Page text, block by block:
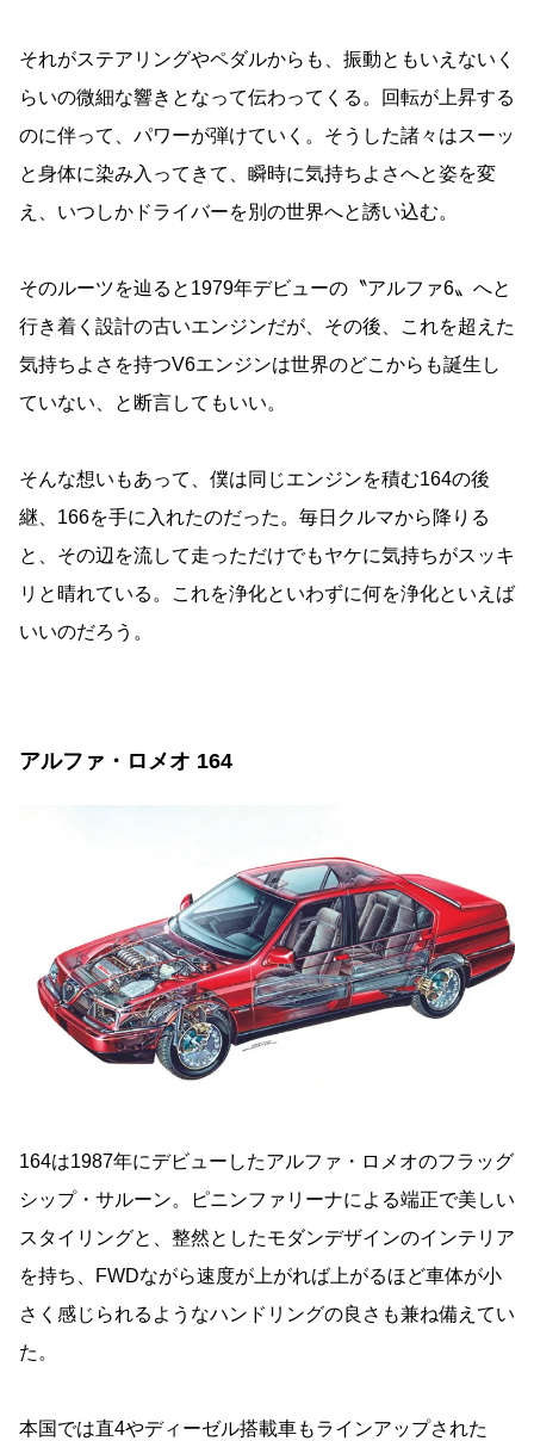
それがステアリングやペダルからも、振動ともいえないく
らいの微細な響きとなって伝わってくる。回転が上昇する
のに伴って、パワーが弾けていく。そうした諸々はスーッ
と身体に染み入ってきて、瞬時に気持ちよさへと姿を変
え、いつしかドライバーを別の世界へと誘い込む。
そのルーツを辿ると1979年デビューの〝アルファ6〟へと
行き着く設計の古いエンジンだが、その後、これを超えた
気持ちよさを持つV6エンジンは世界のどこからも誕生し
ていない、と断言してもいい。
そんな想いもあって、僕は同じエンジンを積む164の後
継、166を手に入れたのだった。毎日クルマから降りる
と、その辺を流して走っただけでもヤケに気持ちがスッキ
リと晴れている。これを浄化といわずに何を浄化といえば
いいのだろう。
アルファ・ロメオ 164
164は1987年にデビューしたアルファ・ロメオのフラッグ
シップ・サルーン。ピニンファリーナによる端正で美しい
スタイリングと、整然としたモダンデザインのインテリア
を持ち、FWDながら速度が上がれば上がるほど車体が小
さく感じられるようなハンドリングの良さも兼ね備えてい
た。
本国では直4やディーゼル搭載車もラインアップされた